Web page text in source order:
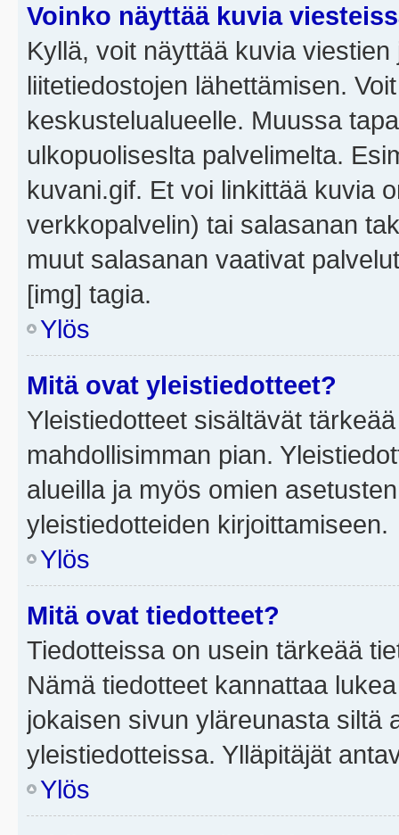
Voinko näyttää kuvia
Kyllä, voit näyttää kuvia
liitetiedostojen lähettämisen.
keskustelualueelle. Muussa
ulkopuoliseslta palvelimelta.
kuvani.gif. Et voi linkittää kuvia
verkkopalvelin) tai salasanan
muut salasanan vaativat
[img] tagia.
Ylös
Mitä ovat yleistiedotteet?
Yleistiedotteet sisältävät
mahdollisimman pian.
alueilla ja myös omien
yleistiedotteiden kirjoittamiseen.
Ylös
Mitä ovat tiedotteet?
Tiedotteissa on usein tärkeää
Nämä tiedotteet kannattaa
jokaisen sivun yläreunasta siltä
yleistiedotteissa. Ylläpitäjät
Ylös